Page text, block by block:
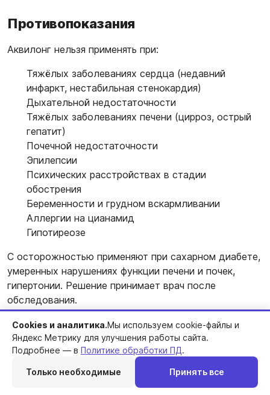
Противопоказания
Аквилонг нельзя применять при:
Тяжёлых заболеваниях сердца (недавний
инфаркт, нестабильная стенокардия)
Дыхательной недостаточности
Тяжёлых заболеваниях печени (цирроз, острый
гепатит)
Почечной недостаточности
Эпилепсии
Психических расстройствах в стадии
обострения
Беременности и грудном вскармливании
Аллергии на цианамид
Гипотиреозе
С осторожностью применяют при сахарном диабете,
умеренных нарушениях функции печени и почек,
гипертонии. Решение принимает врач после
обследования.
Побочные эффекты
При соблюдении трезвости побочные эффекты
встречаются редко:
Cookies и аналитика.Мы используем cookie-файлы и
Яндекс Метрику для улучшения работы сайта.
Подробнее — в Политике обработки ПД.
Только необходимые Принять все